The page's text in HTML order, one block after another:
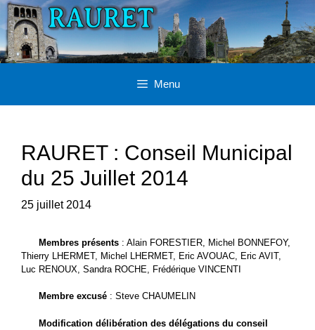
Aller
au
contenu
Menu
RAURET : Conseil Municipal
du 25 Juillet 2014
25 juillet 2014
Membres présents : Alain FORESTIER, Michel BONNEFOY,
Thierry LHERMET, Michel LHERMET, Eric AVOUAC, Eric AVIT,
Luc RENOUX, Sandra ROCHE, Frédérique VINCENTI
Membre excusé : Steve CHAUMELIN
Modification délibération des délégations du conseil